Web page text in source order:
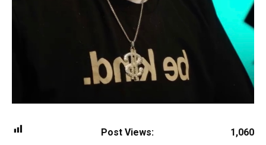
Post Views: 1,060